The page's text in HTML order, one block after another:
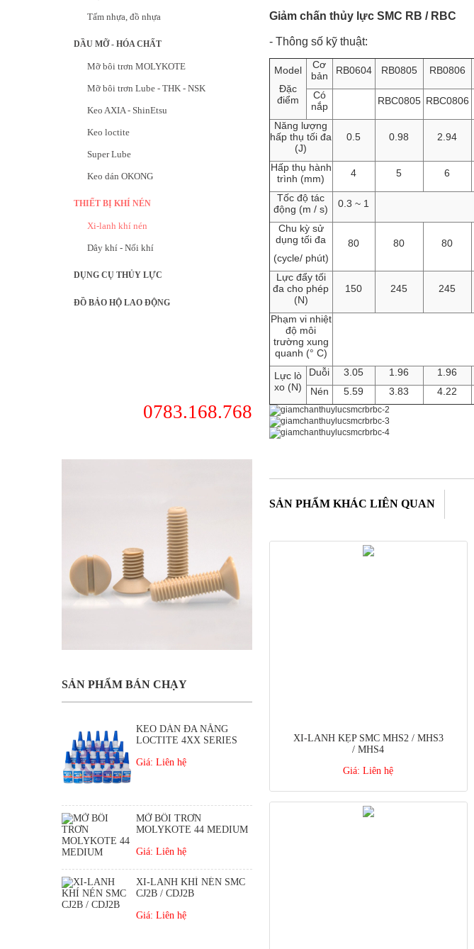
Tấm nhựa, đồ nhựa
DẦU MỠ - HÓA CHẤT
Mỡ bôi trơn MOLYKOTE
Mỡ bôi trơn Lube - THK - NSK
Keo AXIA - ShinEtsu
Keo loctite
Super Lube
Keo dán OKONG
THIẾT BỊ KHÍ NÉN
Xi-lanh khí nén
Dây khí - Nối khí
DỤNG CỤ THỦY LỰC
ĐỒ BẢO HỘ LAO ĐỘNG
0783.168.768
SẢN PHẨM BÁN CHẠY
KEO DÁN ĐA NĂNG
LOCTITE 4XX SERIES
Giá: Liên hệ
MỠ BÔI TRƠN
MOLYKOTE 44 MEDIUM
Giá: Liên hệ
XI-LANH KHÍ NÉN SMC
CJ2B / CDJ2B
Giá: Liên hệ
Giảm chấn thủy lực SMC RB / RBC
- Thông số kỹ thuật:
Model
Đặc
điểm
Cơ
bản
RB0604 RB0805 RB0806
Có
nắp
RBC0805 RBC0806
Năng lượng
hấp thụ tối đa
(J)
0.5 0.98 2.94
Hấp thụ hành
trình (mm)
4 5 6
Tốc độ tác
động (m / s)
0.3 ~ 1
Chu kỳ sử
dụng tối đa
(cycle/ phút)
80 80 80
Lực đẩy tối
đa cho phép
(N)
150 245 245
Phạm vi nhiệt
độ môi
trường xung
quanh (° C)
Lực lò
xo (N)
Duỗi 3.05 1.96 1.96
Nén
5.59 3.83 4.22
SẢN PHẨM KHÁC LIÊN QUAN
XI-LANH KẸP SMC MHS2 / MHS3
/ MHS4
Giá: Liên hệ